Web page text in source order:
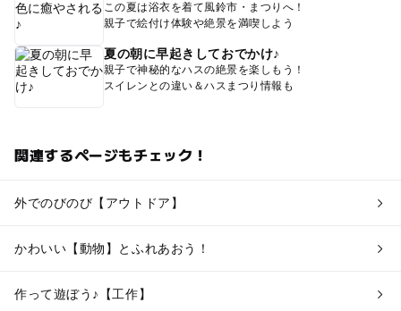
この夏は浴衣を着て風鈴市・まつりへ！
親子で絵付け体験や絶景を満喫しよう
夏の朝に早起きしておでかけ♪
親子で神秘的なハスの絶景を楽しもう！
スイレンとの違い＆ハスまつり情報も
関連するページもチェック！
外でのびのび【アウトドア】
かわいい【動物】とふれあおう！
作って遊ぼう♪【工作】